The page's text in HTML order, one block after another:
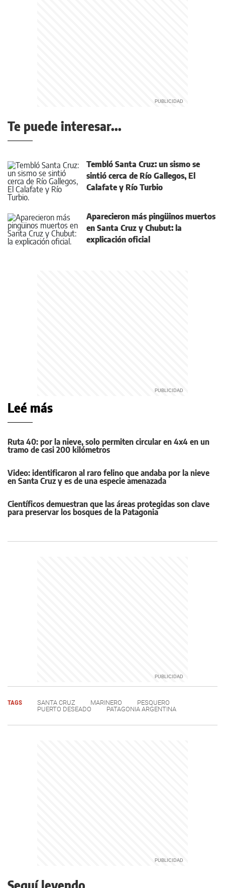
Te puede interesar...
Tembló Santa Cruz: un sismo se
sintió cerca de Río Gallegos, El
Calafate y Río Turbio
Aparecieron más pingüinos muertos
en Santa Cruz y Chubut: la
explicación oficial
Leé más
Ruta 40: por la nieve, solo permiten circular en 4x4 en un
tramo de casi 200 kilómetros
Video: identificaron al raro felino que andaba por la nieve
en Santa Cruz y es de una especie amenazada
Científicos demuestran que las áreas protegidas son clave
para preservar los bosques de la Patagonia
TAGS SANTA CRUZ MARINERO
PESQUERO
PUERTO DESEADO
PATAGONIA ARGENTINA